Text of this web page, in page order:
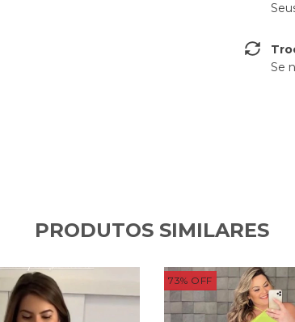
Se
PRODUTOS SIMILARES
73% OFF